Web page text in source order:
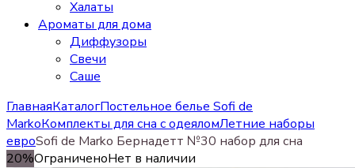
Халаты
Ароматы для дома
Диффузоры
Свечи
Cаше
ГлавнаяКаталогПостельное белье Sofi de
MarkoКомплекты для сна с одеяломЛетние наборы
евроSofi de Marko Бернадетт №30 набор для сна
20%ОграниченоНет в наличии